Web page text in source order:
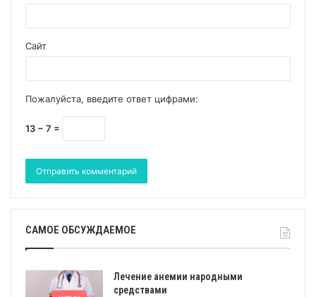
Сайт
Пожалуйста, введите ответ цифрами:
13 − 7 =
САМОЕ ОБСУЖДАЕМОЕ
Лечение анемии народными
средствами